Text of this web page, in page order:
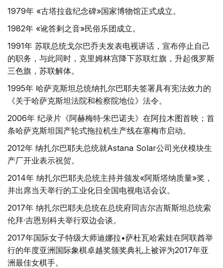
1979年 «古塔拉兹纪念碑»国家博物馆正式成立。
1982年 «讹答剌之音»民俗乐团成立。
1991年 苏联总统戈尔巴乔夫发表电视讲话，宣布停止自己
的职务，与此同时，克里姆林宫降下苏联红旗，升起俄罗斯
三色旗，苏联解体。
1995年 哈萨克斯坦总统纳扎尔巴耶夫签署具有宪法效力的
《关于哈萨克斯坦法院和检察院地位》法令。
2006年 纪录片《阿赫梅特·朱巴诺夫》在阿拉木图首映；首
条哈萨克斯坦国产轮式拖拉机生产线在塞梅市启动。
2012年 纳扎尔巴耶夫总统就Astana Solar公司光伏模块生
产厂开业表示祝贺。
2014年 纳扎尔巴耶夫总统主持并颁发«阿斯塔纳质量»奖，
并出席当天举行的工业化日全国电视电话会议。
2017年 纳扎尔巴耶夫总统在总统府同吉尔吉斯斯坦总统索
伦拜·吉恩别科夫举行双边会谈。
2017年国际女子特级大师迪娜拉•萨杜瓦哈索娃在阿联酋举
行的年度亚洲国际象棋卓越奖颁奖典礼上被评为2017年亚
洲最佳女棋手。